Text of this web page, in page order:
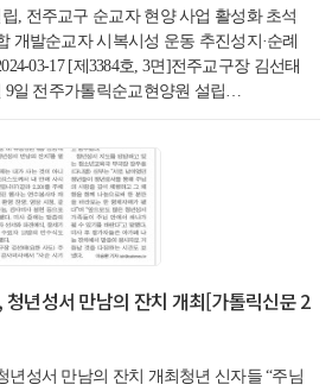
, 전주교구 순교자 현양 사업 활성화 초석
개발순교자 시복시성 운동 추진성지·순례
03-17 [제3384호, 3면]전주교구장 김선태
9일 전주가톨릭순교현양원 설립…
년성서 만남의 잔치 개최[가톨릭신문 2
년성서 만남의 잔치 개최청년 신자들 “주님